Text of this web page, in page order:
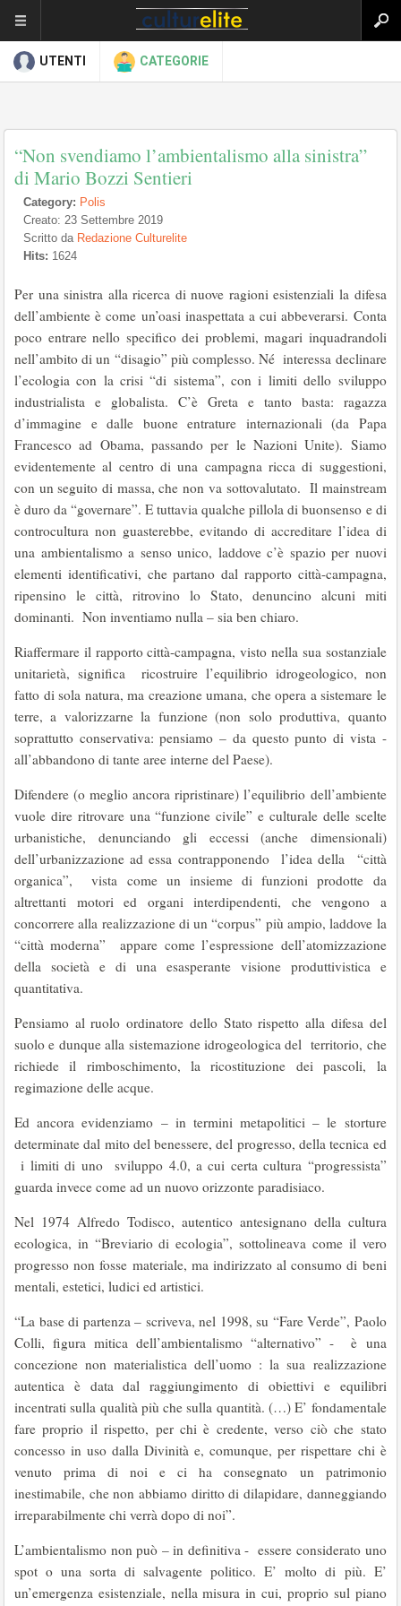
UTENTI CATEGORIE
“Non svendiamo l’ambientalismo alla sinistra”
di Mario Bozzi Sentieri
Category: Polis
Creato: 23 Settembre 2019
Scritto da Redazione Culturelite
Hits: 1624
Per una sinistra alla ricerca di nuove ragioni esistenziali la difesa
dell’ambiente è come un’oasi inaspettata a cui abbeverarsi. Conta
poco entrare nello specifico dei problemi, magari inquadrandoli
nell’ambito di un “disagio” più complesso. Né interessa declinare
l’ecologia con la crisi “di sistema”, con i limiti dello sviluppo
industrialista e globalista. C’è Greta e tanto basta: ragazza
d’immagine e dalle buone entrature internazionali (da Papa
Francesco ad Obama, passando per le Nazioni Unite). Siamo
evidentemente al centro di una campagna ricca di suggestioni,
con un seguito di massa, che non va sottovalutato. Il mainstream
è duro da “governare”. E tuttavia qualche pillola di buonsenso e di
controcultura non guasterebbe, evitando di accreditare l’idea di
una ambientalismo a senso unico, laddove c’è spazio per nuovi
elementi identificativi, che partano dal rapporto città-campagna,
ripensino le città, ritrovino lo Stato, denuncino alcuni miti
dominanti. Non inventiamo nulla – sia ben chiaro.
Riaffermare il rapporto città-campagna, visto nella sua sostanziale
unitarietà, significa ricostruire l’equilibrio idrogeologico, non
fatto di sola natura, ma creazione umana, che opera a sistemare le
terre, a valorizzarne la funzione (non solo produttiva, quanto
soprattutto conservativa: pensiamo – da questo punto di vista -
all’abbandono di tante aree interne del Paese).
Difendere (o meglio ancora ripristinare) l’equilibrio dell’ambiente
vuole dire ritrovare una “funzione civile” e culturale delle scelte
urbanistiche, denunciando gli eccessi (anche dimensionali)
dell’urbanizzazione ad essa contrapponendo l’idea della “città
organica”, vista come un insieme di funzioni prodotte da
altrettanti motori ed organi interdipendenti, che vengono a
concorrere alla realizzazione di un “corpus” più ampio, laddove la
“città moderna” appare come l’espressione dell’atomizzazione
della società e di una esasperante visione produttivistica e
quantitativa.
Pensiamo al ruolo ordinatore dello Stato rispetto alla difesa del
suolo e dunque alla sistemazione idrogeologica del territorio, che
richiede il rimboschimento, la ricostituzione dei pascoli, la
regimazione delle acque.
Ed ancora evidenziamo – in termini metapolitici – le storture
determinate dal mito del benessere, del progresso, della tecnica ed
i limiti di uno sviluppo 4.0, a cui certa cultura “progressista”
guarda invece come ad un nuovo orizzonte paradisiaco.
Nel 1974 Alfredo Todisco, autentico antesignano della cultura
ecologica, in “Breviario di ecologia”, sottolineava come il vero
progresso non fosse materiale, ma indirizzato al consumo di beni
mentali, estetici, ludici ed artistici.
“La base di partenza – scriveva, nel 1998, su “Fare Verde”, Paolo
Colli, figura mitica dell’ambientalismo “alternativo” - è una
concezione non materialistica dell’uomo : la sua realizzazione
autentica è data dal raggiungimento di obiettivi e equilibri
incentrati sulla qualità più che sulla quantità. (…) E’ fondamentale
fare proprio il rispetto, per chi è credente, verso ciò che stato
concesso in uso dalla Divinità e, comunque, per rispettare chi è
venuto prima di noi e ci ha consegnato un patrimonio
inestimabile, che non abbiamo diritto di dilapidare, danneggiando
irreparabilmente chi verrà dopo di noi”.
L’ambientalismo non può – in definitiva - essere considerato uno
spot o una sorta di salvagente politico. E’ molto di più. E’
un’emergenza esistenziale, nella misura in cui, proprio sul piano